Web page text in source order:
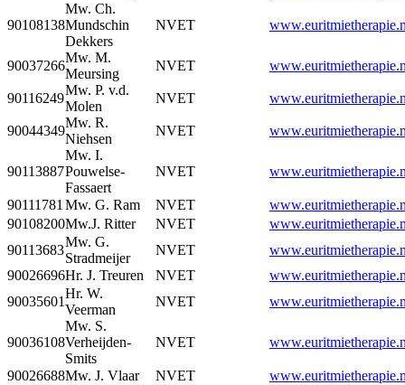
90108138
Mw. Ch.
Mundschin
Dekkers
NVET
90037266
Mw. M.
Meursing
NVET
90116249
Mw. P. v.d.
Molen
NVET
90044349
Mw. R.
Niehsen
NVET
90113887
Mw. I.
Pouwelse-
Fassaert
NVET
90111781Mw. G. Ram NVET
90108200Mw.J. Ritter NVET
90113683
Mw. G.
Stradmeijer
NVET
90026696Hr. J. Treuren NVET
90035601
Hr. W.
Veerman
NVET
90036108
Mw. S.
Verheijden-
Smits
NVET
90026688Mw. J. Vlaar NVET